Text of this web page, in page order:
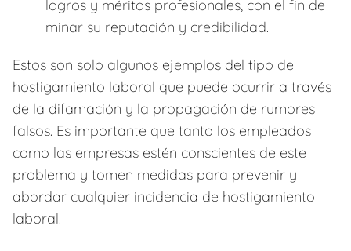
logros y méritos profesionales, con el fin de
minar su reputación y credibilidad.
Estos son solo algunos ejemplos del tipo de
hostigamiento laboral que puede ocurrir a través
de la difamación y la propagación de rumores
falsos. Es importante que tanto los empleados
como las empresas estén conscientes de este
problema y tomen medidas para prevenir y
abordar cualquier incidencia de hostigamiento
laboral.